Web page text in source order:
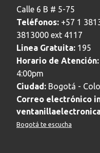
Calle 6 B # 5-75
Teléfonos: +57 1
3813000 ext 4117
Linea Gratuita: 195
Horario de Atención:
4:00pm
Ciudad: Bogotá -
Correo electrónico
Bogotá te escucha